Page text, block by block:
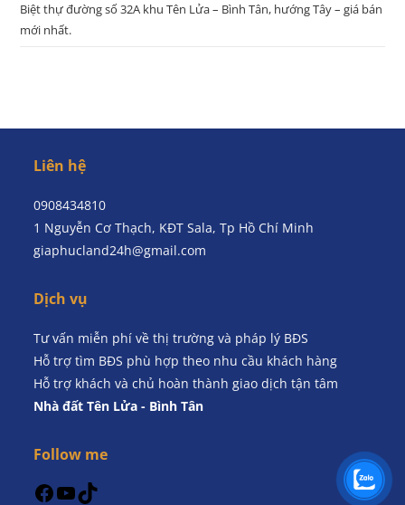
Biệt thự đường số 32A khu Tên Lửa – Bình Tân, hướng Tây – giá bán
mới nhất.
Liên hệ
0908434810
1 Nguyễn Cơ Thạch, KĐT Sala, Tp Hồ Chí Minh
giaphucland24h@gmail.com
Dịch vụ
Tư vấn miễn phí về thị trường và pháp lý BĐS
Hỗ trợ tìm BĐS phù hợp theo nhu cầu khách hàng
Hỗ trợ khách và chủ hoàn thành giao dịch tận tâm
Nhà đất Tên Lửa - Bình Tân
Follow me